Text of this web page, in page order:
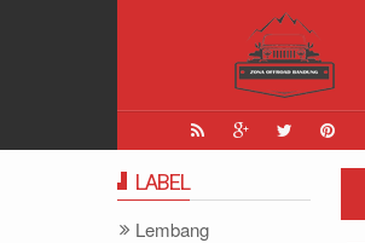
Yang Paling Seru - Zona Adventure Indonesia
LABEL
Lembang